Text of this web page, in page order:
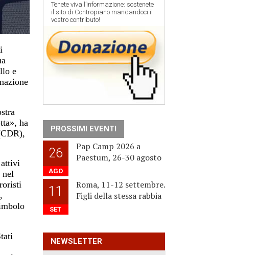
e
ha
nel
Tenete viva l’informazione: sostenete
il sito di Contropiano mandandoci il
vostro contributo!
PROSSIMI EVENTI
26
AGO
Pap Camp 2026 a
Paestum, 26-30 agosto
11
SET
Roma, 11-12 settembre.
Figli della stessa rabbia
NEWSLETTER